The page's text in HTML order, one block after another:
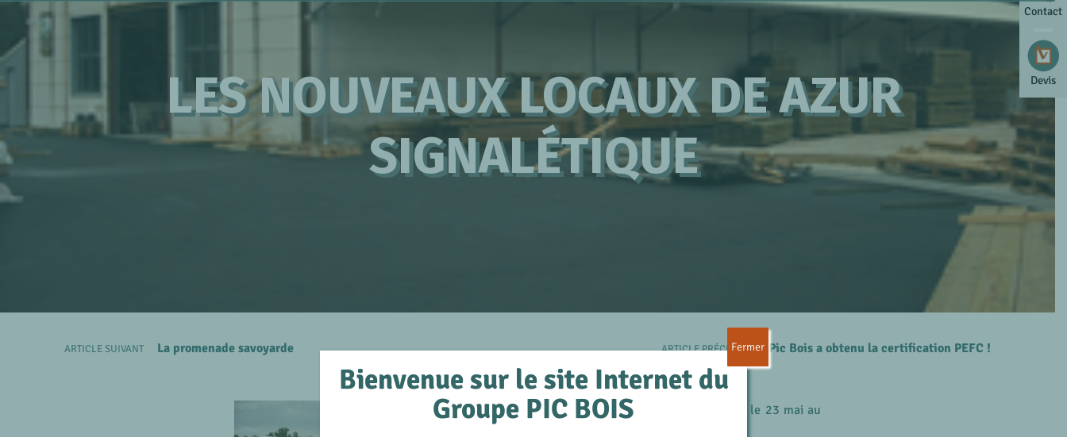
Contact
Devis
ARTICLE SUIVANT La promenade savoyarde ARTICLE PRÉCÉDENT Pic Bois a obtenu la certification PEFC !
LES NOUVEAUX LOCAUX DE AZUR
SIGNALÉTIQUE
Azur Signalétiqueet toute son équipe sont installés depuis le 23 mai au
Bienvenue sur le site Internet du
Groupe PIC BOIS
Fermer